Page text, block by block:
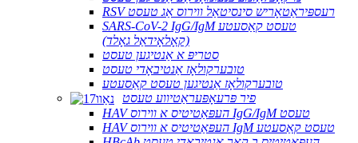
RSV רעספּיראַטאָריש סינסיטאַל ווירוס אַג טעסט
SARS-CoV-2 IgG/IgM טעסט קאַסעטע
(קאָלאָידאַל גאָלד)
סטריפּ א אַנטיגען טעסט
טובערקולאָז אַנטיבאָדי טעסט
טובערקולאָז אַנטיגען טעסט קאַסעטע
פיר פּרעאָפּעראַטיווע טעסט
HAV העפּאַטיטיס א ווירוס IgG/IgM טעסט
HAV העפּאַטיטיס א ווירוס IgM טעסט קאַסעטע